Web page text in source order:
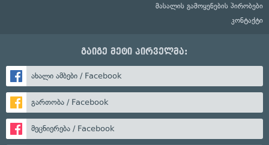
მასალის გამოყენების პირობები
კონტაქტი
გაიგე მეტი პირველმა:
ახალი ამბები / Facebook
გართობა / Facebook
მეცნიერება / Facebook